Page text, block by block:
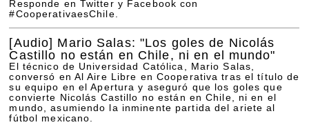
Responde en Twitter y Facebook con
#CooperativaesChile.
[Audio] Mario Salas: "Los goles de Nicolás
Castillo no están en Chile, ni en el mundo"
El técnico de Universidad Católica, Mario Salas,
conversó en Al Aire Libre en Cooperativa tras el título de
su equipo en el Apertura y aseguró que los goles que
convierte Nicolás Castillo no están en Chile, ni en el
mundo, asumiendo la inminente partida del ariete al
fútbol mexicano.